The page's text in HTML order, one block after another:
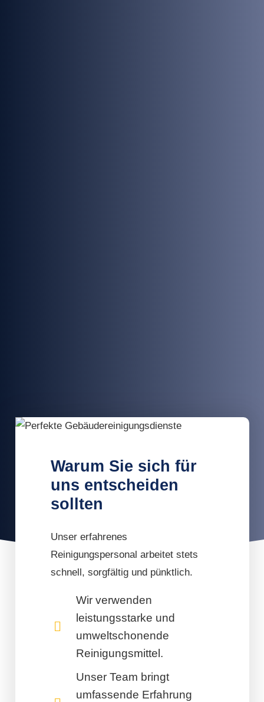
Warum Sie sich für
uns entscheiden
sollten
Unser erfahrenes
Reinigungspersonal arbeitet stets
schnell, sorgfältig und pünktlich.
Wir verwenden
leistungsstarke und
umweltschonende
Reinigungsmittel.
Unser Team bringt
umfassende Erfahrung